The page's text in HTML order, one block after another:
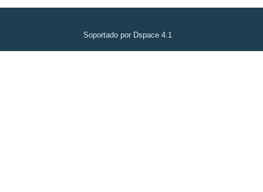
Soportado por Dspace 4.1